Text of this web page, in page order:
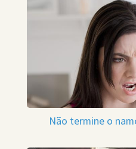
Não termine o